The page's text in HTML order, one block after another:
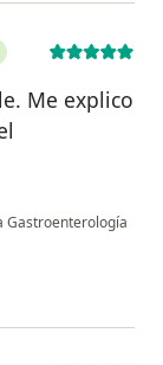
Me explico
Gastroenterología